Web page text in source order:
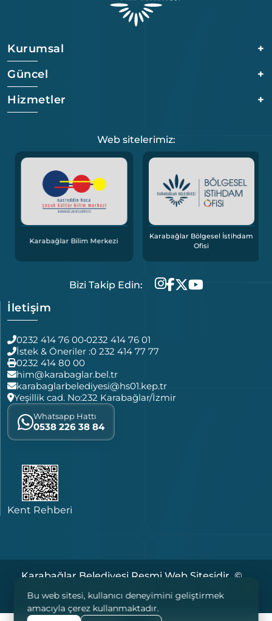
Kurumsal
+
Güncel
+
Hizmetler
+
Web sitelerimiz:
Karabağlar Bilim Merkezi
Karabağlar Bölgesel İstihdam
Ofisi
Bizi Takip Edin:
İletişim
0232 414 76 00•0232 414 76 01
İstek & Öneriler :0 232 414 77 77
0232 414 80 00
him@karabaglar.bel.tr
karabaglarbelediyesi@hs01.kep.tr
Yeşillik cad. No:232 Karabağlar/İzmir
Whatsapp Hattı
0538 226 38 84
Kent Rehberi
Karabağlar Belediyesi Resmi Web Sitesidir. ©
Yasal Notlar
Bu web sitesi, kullanıcı deneyimini geliştirmek
amacıyla çerez kullanmaktadır.